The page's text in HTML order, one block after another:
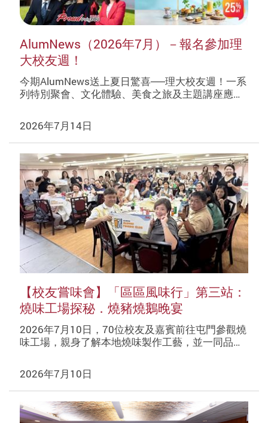
AlumNews（2026年7月）－報名參加理
大校友週！
今期AlumNews送上夏日驚喜──理大校友週！一系
列特別聚會、文化體驗、美食之旅及主題講座應…
2026年7月14日
【校友嘗味會】「區區風味行」第三站：
燒味工場探秘．燒豬燒鵝晚宴
2026年7月10日，70位校友及嘉賓前往屯門參觀燒
味工場，親身了解本地燒味製作工藝，並一同品…
2026年7月10日